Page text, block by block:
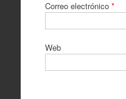
Correo electrónico *
Web